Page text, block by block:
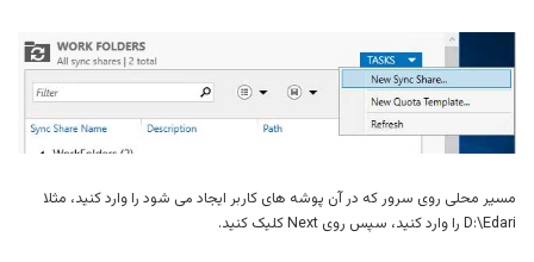
مسیر محلی روی سرور که در آن پوشه های کاربر ایجاد می شود را وارد کنید، مثلا
D:\Edari را وارد کنید، سپس روی Next کلیک کنید.